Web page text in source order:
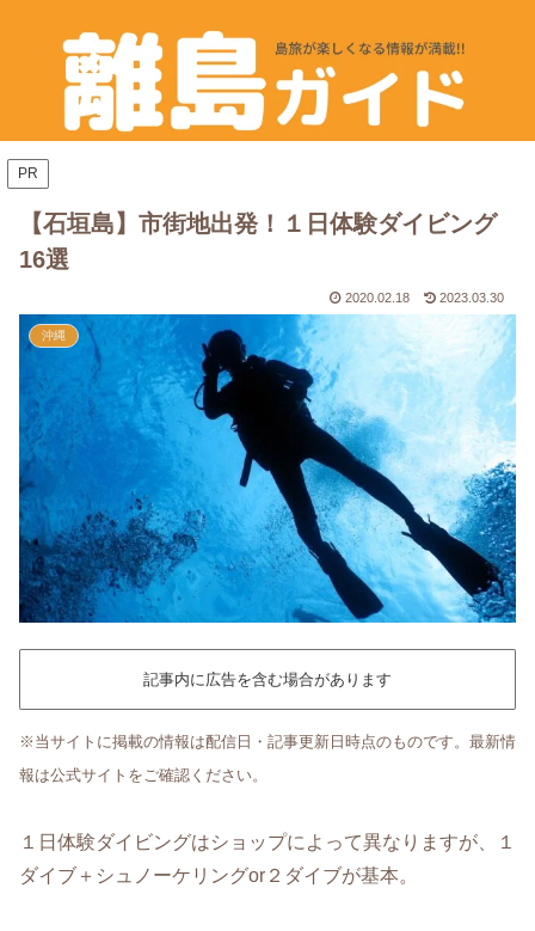
PR
【石垣島】市街地出発！１日体験ダイビング
16選
2020.02.18 2023.03.30
沖縄
記事内に広告を含む場合があります
※当サイトに掲載の情報は配信日・記事更新日時点のものです。最新情
報は公式サイトをご確認ください。
１日体験ダイビングはショップによって異なりますが、１
ダイブ＋シュノーケリングor２ダイブが基本。